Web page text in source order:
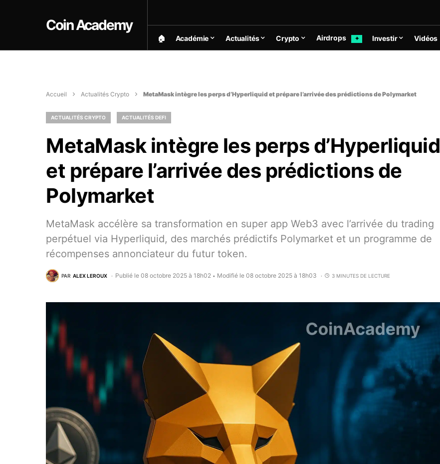
Coin Academy
🏠︎ Académie Actualités Crypto Airdrops ✦ Investir Vidéos
Accueil Actualités Crypto MetaMask intègre les perps d’Hyperliquid et prépare l’arrivée des prédictions de Polymarket
ACTUALITÉS CRYPTO ACTUALITÉS DEFI
MetaMask intègre les perps d’Hyperliquid
et prépare l’arrivée des prédictions de
Polymarket
MetaMask accélère sa transformation en super app Web3 avec l’arrivée du trading
perpétuel via Hyperliquid, des marchés prédictifs Polymarket et un programme de
récompenses annonciateur du futur token.
PAR ALEX LEROUX Publié le 08 octobre 2025 à 18h02 • Modifié le 08 octobre 2025 à 18h03 3 MINUTES DE LECTURE